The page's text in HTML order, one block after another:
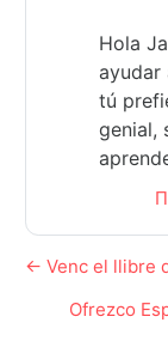
Hola
ayudar
tú
genial,
← Venc el llibre
Ofrezco